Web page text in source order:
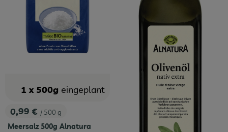
, Preis:
0,99 € / 500 g
Meersalz 500g Alnatura
1 x 500g eingeplant